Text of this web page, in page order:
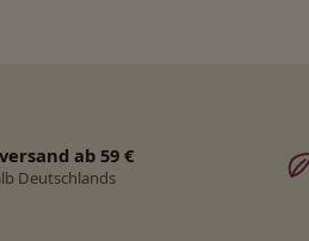
ab 59 €
Deutschlands